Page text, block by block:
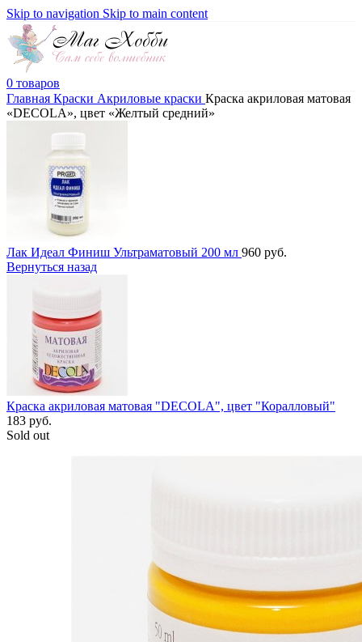
Skip to navigation Skip to main content
0 товаров
Главная Краски Акриловые краски Краска акриловая матовая
«DECOLA», цвет «Желтый средний»
Лак Идеал Финиш Ультраматовый 200 мл 960 руб.
Вернуться назад
Краска акриловая матовая "DECOLA", цвет "Коралловый"
183 руб.
Sold out